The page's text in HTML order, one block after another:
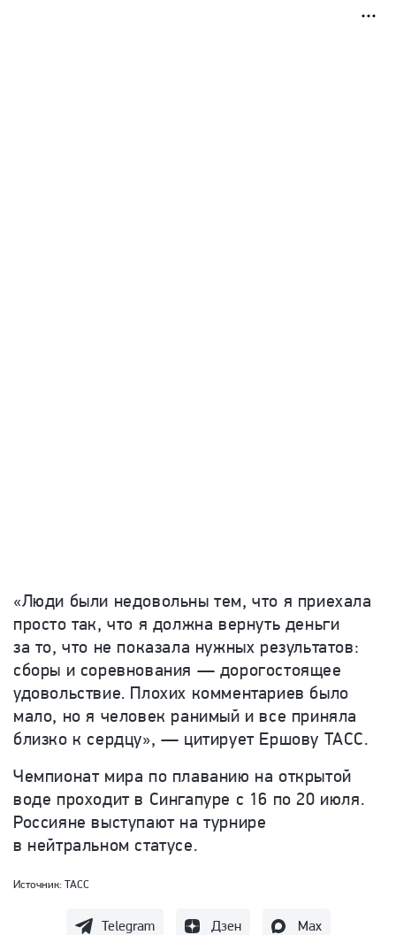
«Люди были недовольны тем, что я приехала
просто так, что я должна вернуть деньги
за то, что не показала нужных результатов:
сборы и соревнования — дорогостоящее
удовольствие. Плохих комментариев было
мало, но я человек ранимый и все приняла
близко к сердцу», — цитирует Ершову ТАСС.
Чемпионат мира по плаванию на открытой
воде проходит в Сингапуре с 16 по 20 июля.
Россияне выступают на турнире
в нейтральном статусе.
Источник: ТАСС
Telegram Дзен Max